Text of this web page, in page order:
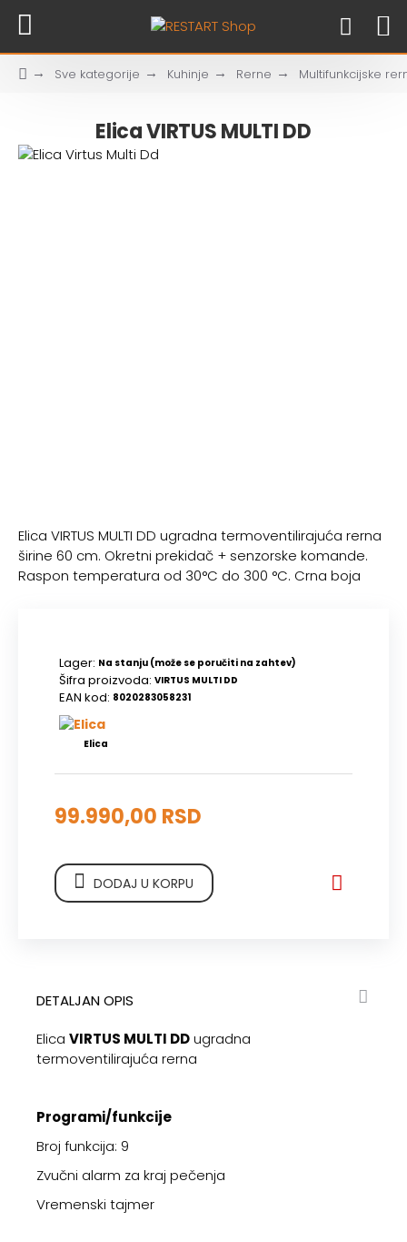
Sve kategorije Kuhinje Rerne Multifunkcijske
Elica VIRTUS MULTI DD
Elica VIRTUS MULTI DD ugradna termoventilirajuća rerna
širine 60 cm. Okretni prekidač + senzorske komande.
Raspon temperatura od 30°C do 300 °C. Crna boja
Lager: Na stanju (može se poručiti na zahtev)
Šifra proizvoda: VIRTUS MULTI DD
EAN kod: 8020283058231
Elica
99.990,00 RSD
DODAJ U KORPU
DETALJAN OPIS
Elica VIRTUS MULTI DDugradna
termoventilirajuća rerna
Programi/funkcije
Broj funkcija: 9
Zvučni alarm za kraj pečenja
Vremenski tajmer